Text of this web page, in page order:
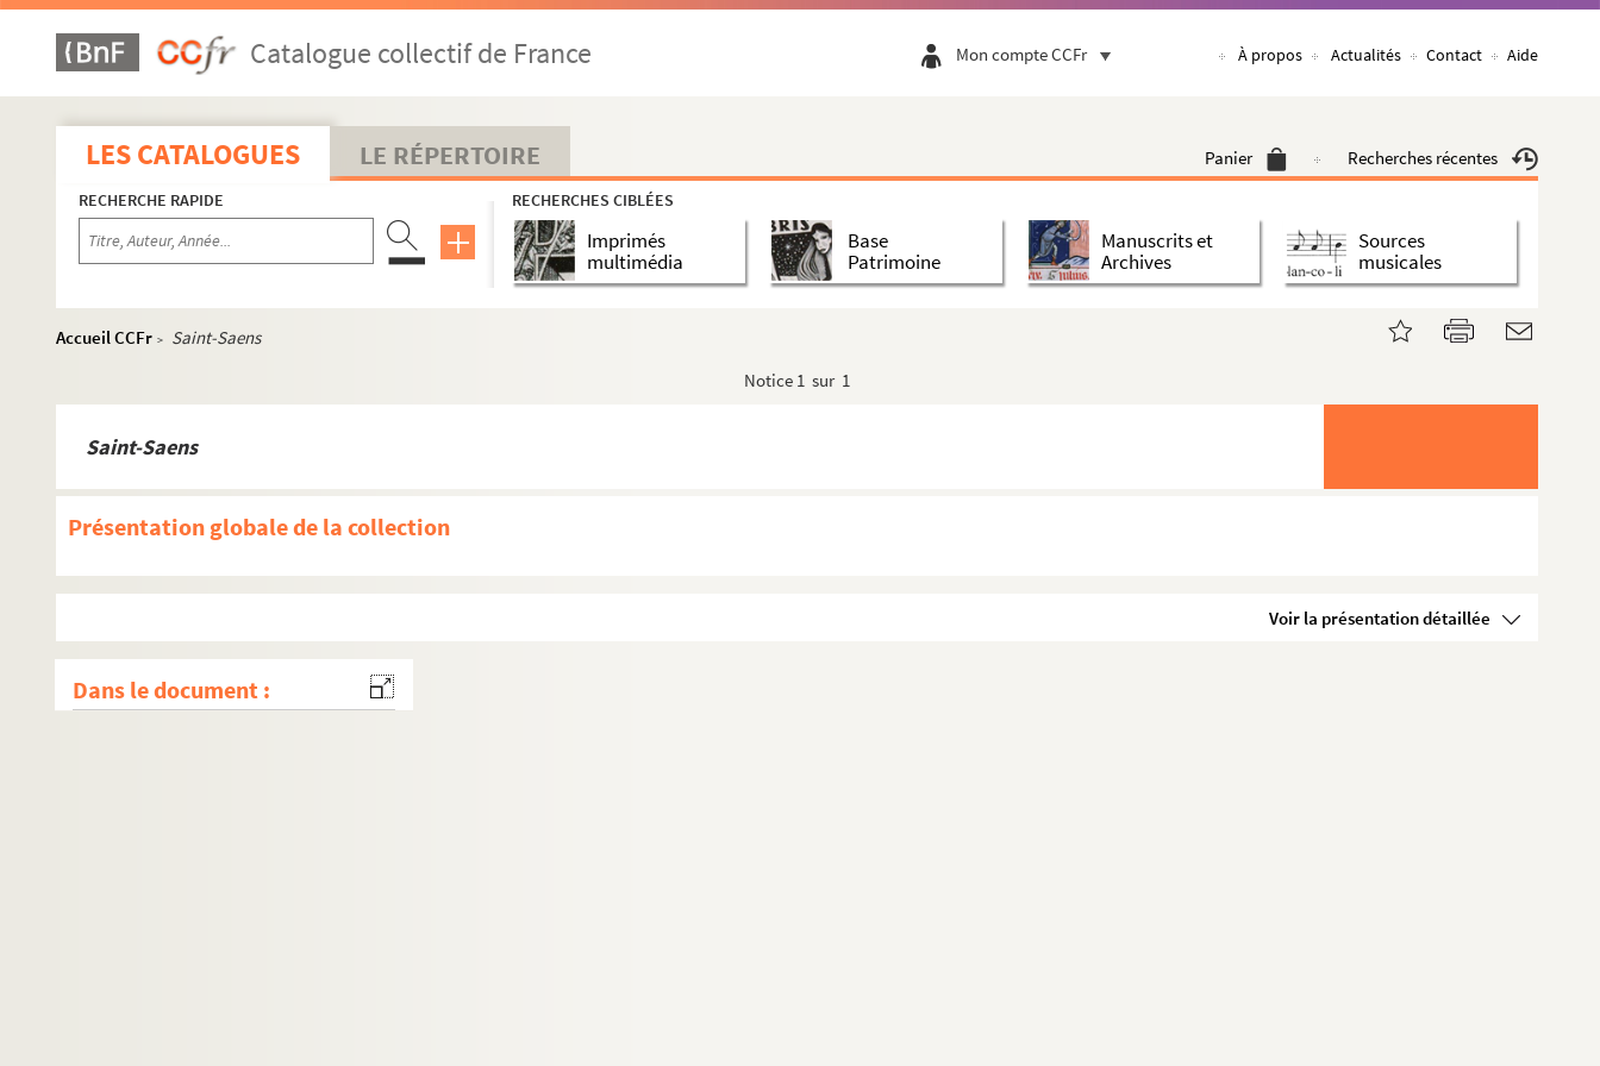
Catalogue collectif de France Mon compte CCFr À propos Actualités Contact Aide
LES CATALOGUES LE RÉPERTOIRE Panier Recherches récentes
RECHERCHE RAPIDE RECHERCHES CIBLÉES
Imprimés
multimédia
Base
Patrimoine
Manuscrits et
Archives
Sources
musicales
Accueil CCFr >
Saint-Saens
Notice 1 sur 1
Saint-Saens
Présentation globale de la collection
Voir la présentation détaillée
Dans le document :